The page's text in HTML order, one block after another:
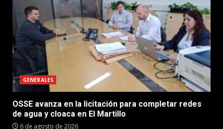
GENERALES
OSSE avanza en la licitación para completar redes
de agua y cloaca en El Martillo
6 de agosto de 2026